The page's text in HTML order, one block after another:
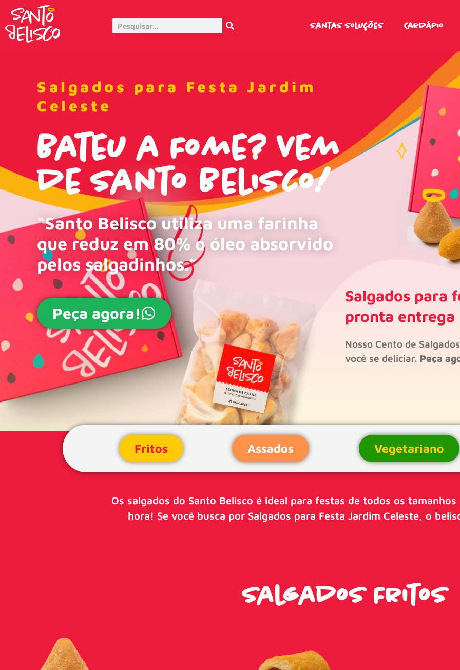
Santas Soluções Cardápio
Salgados para Festa Jardim
Celeste
Bateu a Fome? Vem
de Santo Belisco!
“Santo Belisco utiliza uma farinha
que reduz em 80% o óleo absorvido
pelos salgadinhos.”
Peça agora!
Salgados para
pronta entrega
Nosso Cento de
você se deliciar. Peça
Fritos Assados Vegetariano
Os salgados do Santo Belisco é ideal para festas de todos os
hora! Se você busca por Salgados para Festa Jardim Celeste, o
Salgados Fritos